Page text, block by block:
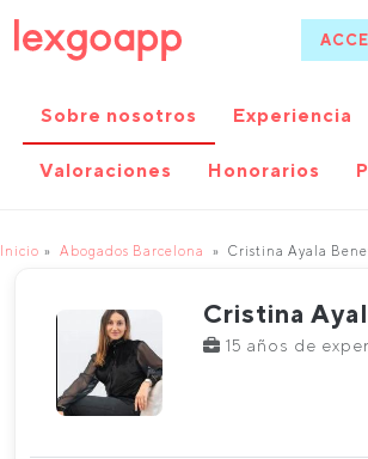
Sobre nosotros Experiencia
Valoraciones Honorarios
Inicio Abogados Barcelona Cristina Ayala
Cristina
15 años de